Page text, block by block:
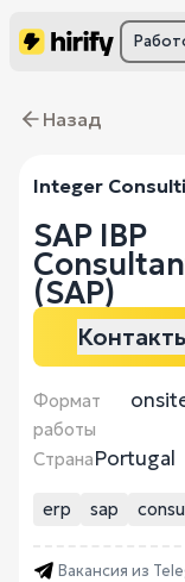
Назад
Integer
SAP IBP
(SAP)
Формат
работы
СтранаPortugal
erp sap
Вакансия из